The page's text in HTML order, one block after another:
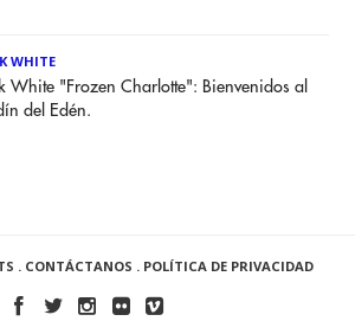
WHITE
White "Frozen Charlotte": Bienvenidos al
del Edén.
. CONTÁCTANOS . POLÍTICA DE PRIVACIDAD